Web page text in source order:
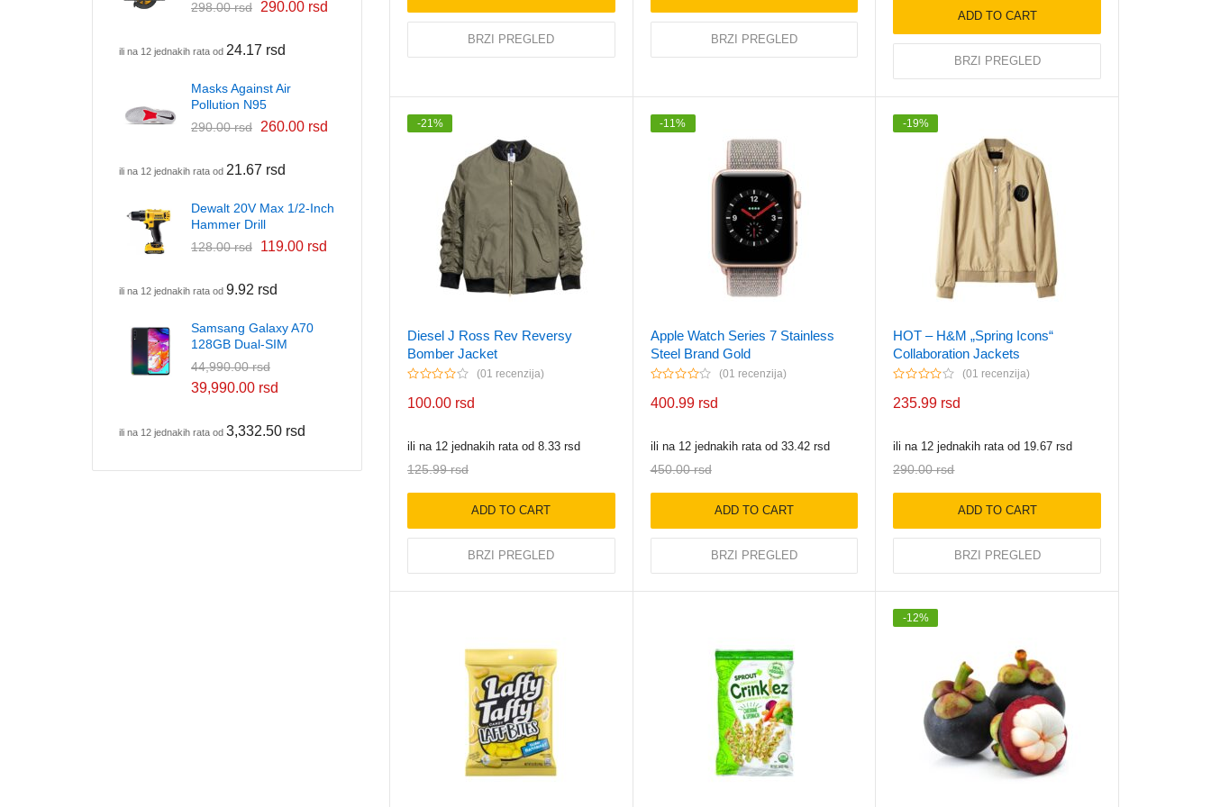
BRZI PREGLED BRZI PREGLED
ADD TO CART
BRZI PREGLED
-21%
Diesel J Ross Rev Reversy
Bomber Jacket
01 recenzija
125.99rsd
100.00 rsd
ili na 12 jednakih rata od 8.33 rsd
ADD TO CART
BRZI PREGLED
-11%
Apple Watch Series 7 Stainless
Steel Brand Gold
01 recenzija
450.00rsd
400.99 rsd
ili na 12 jednakih rata od 33.42 rsd
ADD TO CART
BRZI PREGLED
-19%
HOT – H&M „Spring Icons“
Collaboration Jackets
01 recenzija
290.00rsd
235.99 rsd
ili na 12 jednakih rata od 19.67rsd
ADD TO CART
BRZI PREGLED
-12%
298.00rsd 290.00 rsd
ili na 12 jednakih rata od 24.17 rsd
Masks Against Air
Pollution N95
290.00rsd 260.00 rsd
ili na 12 jednakih rata od 21.67 rsd
Dewalt 20V Max 1/2-Inch
Hammer Drill
128.00rsd 119.00 rsd
ili na 12 jednakih rata od 9.92 rsd
Samsang Galaxy A70
128GB Dual-SIM
44,990.00rsd
39,990.00 rsd
ili na 12 jednakih rata od 3,332.50 rsd